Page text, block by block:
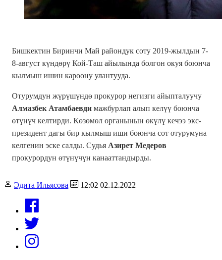
Бишкектин Биринчи Май райондук соту 2019-жылдын 7-
8-август күндөрү Кой-Таш айылында болгон окуя боюнча
кылмыш ишин кароону улантууда.
Отурумдун жүрүшүндө прокурор негизги айыпталуучу
Алмазбек Атамбаевди мажбурлап алып келүү боюнча
өтүнүч келтирди. Көзөмөл органынын өкүлү кечээ экс-
президент дагы бир кылмыш иши боюнча сот отурумуна
келгенин эске салды. Судья Азирет Медеров
прокурордун өтүнүчүн канааттандырды.
Эдита Ильясова 12:02 02.12.2022